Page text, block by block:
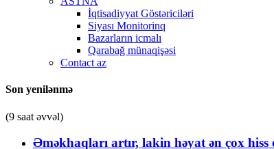
İqtisadiyyat Göstəriciləri
Siyası Monitorinq
Bazarların icmalı
Qarabağ münaqişəsi
Contact az
Son yenilənmə
(9 saat əvvəl)
Əməkhaqları artır, lakin həyat ən çox hiss